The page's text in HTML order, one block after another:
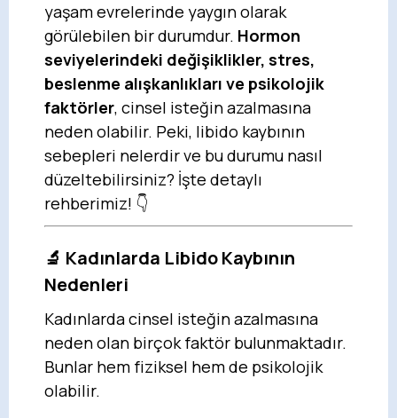
yaşam evrelerinde yaygın olarak
görülebilen bir durumdur. Hormon
seviyelerindeki değişiklikler, stres,
beslenme alışkanlıkları ve psikolojik
faktörler, cinsel isteğin azalmasına
neden olabilir. Peki, libido kaybının
sebepleri nelerdir ve bu durumu nasıl
düzeltebilirsiniz? İşte detaylı
rehberimiz! 👇
🔬 Kadınlarda Libido Kaybının
Nedenleri
Kadınlarda cinsel isteğin azalmasına
neden olan birçok faktör bulunmaktadır.
Bunlar hem fiziksel hem de psikolojik
olabilir.